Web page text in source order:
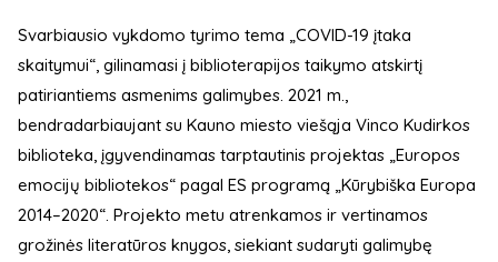
Svarbiausio vykdomo tyrimo tema „COVID-19 įtaka
skaitymui“, gilinamasi į biblioterapijos taikymo atskirtį
patiriantiems asmenims galimybes. 2021 m.,
bendradarbiaujant su Kauno miesto viešąja Vinco Kudirkos
biblioteka, įgyvendinamas tarptautinis projektas „Europos
emocijų bibliotekos“ pagal ES programą „Kūrybiška Europa
2014–2020“. Projekto metu atrenkamos ir vertinamos
grožinės literatūros knygos, siekiant sudaryti galimybę